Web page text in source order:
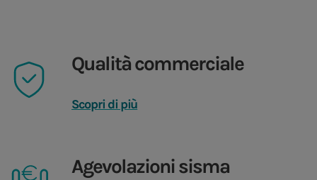
Qualità commerciale
Scopri di più
Agevolazioni sisma